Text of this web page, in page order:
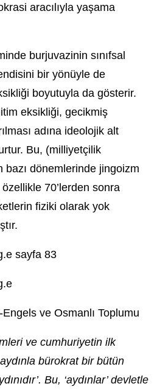
aracılıyla yaşama
burjuvazinin sınıfsal
bir yönüyle de
boyutuyla da gösterir.
eksikliği, gecikmiş
adına ideolojik alt
Bu, (milliyetçilik
bazı dönemlerinde jingoizm
70’lerden sonra
fiziki olarak yok
sayfa 83
ve Osmanlı Toplumu
ve cumhuriyetin ilk
bürokrat bir bütün
Bu, ‘aydınlar’ devletle